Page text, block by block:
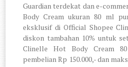
Guardian terdekat dan e-
Body Cream ukuran 80 ml
eksklusif di Official Shopee
diskon tambahan 10% untuk
Clinelle Hot Body Cream
pembelian Rp 150.000,- dan